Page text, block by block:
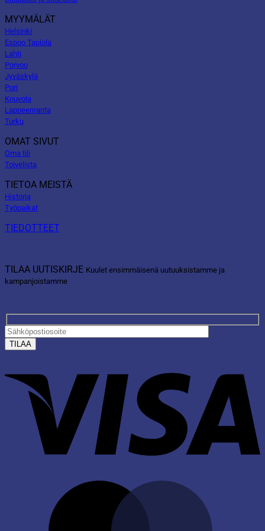
MYYMÄLÄT
Helsinki
Espoo Tapiola
Lahti
Porvoo
Jyväskylä
Pori
Kouvola
Lappeenranta
Turku
OMAT SIVUT
Oma tili
Toivelista
TIETOA MEISTÄ
Historia
Työpaikat
TIEDOTTEET
TILAA UUTISKIRJE Kuulet ensimmäisenä uutuuksistamme ja
kampanjoistamme